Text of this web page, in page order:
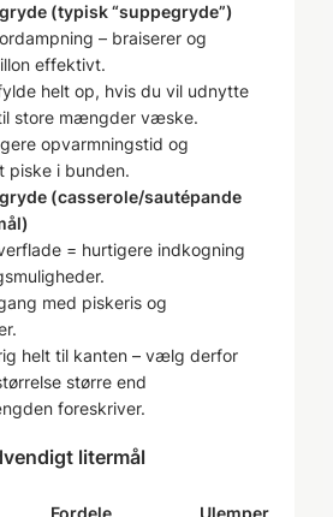
(typisk “suppegryde”)
– braiserer og
effektivt.
helt op, hvis du vil udnytte
store mængder væske.
opvarmningstid og
piske i bunden.
(casserole/sautépande
= hurtigere indkogning
med piskeris og
helt til kanten – vælg derfor
større end
foreskriver.
litermål
Fordele Ulemper